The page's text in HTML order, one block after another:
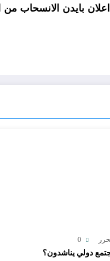
بايدن الانسحاب من
0
دولي يناشدون؟